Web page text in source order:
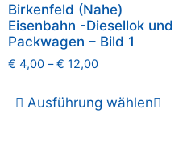
Birkenfeld (Nahe)
Eisenbahn -Diesellok und
Packwagen – Bild 1
€ 4,00 –€ 12,00
Ausführung wählen